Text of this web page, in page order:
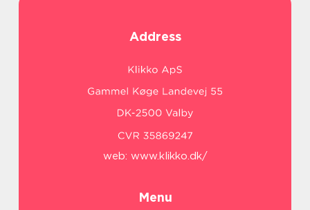
Address
web: www.klikko.dk/
Menu